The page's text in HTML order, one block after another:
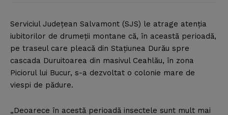
Serviciul Judeţean Salvamont (SJS) le atrage atenţia
iubitorilor de drumeţii montane că, în această perioadă,
pe traseul care pleacă din Staţiunea Durău spre
cascada Duruitoarea din masivul Ceahlău, în zona
Piciorul lui Bucur, s-a dezvoltat o colonie mare de
viespi de pădure.
„Deoarece în acestă perioadă insectele sunt mult mai